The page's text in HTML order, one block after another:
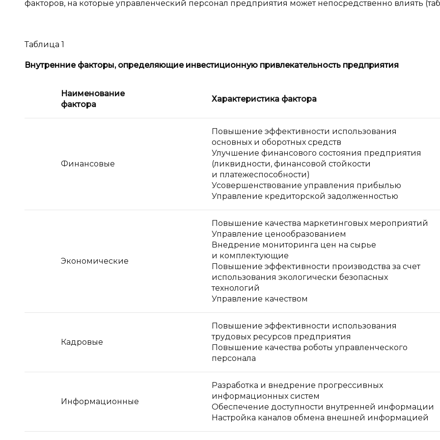
факторов, на которые управленческий персонал предприятия может непосредственно влиять
Таблица 1
Внутренние факторы, определяющие инвестиционную привлекательность предприятия
Наименование
фактора
Характеристика фактора
Финансовые
Повышение эффективности использования
основных и оборотных средств
Улучшение финансового состояния предприятия
(ликвидности, финансовой стойкости
и платежеспособности)
Усовершенствование управления прибылью
Управление кредиторской задолженностью
Экономические
Повышение качества маркетинговых мероприятий
Управление ценообразованием
Внедрение мониторинга цен на сырье
и комплектующие
Повышение эффективности производства за счет
использования экологически безопасных
технологий
Управление качеством
Кадровые
Повышение эффективности использования
трудовых ресурсов предприятия
Повышение качества роботы управленческого
персонала
Информационные
Разработка и внедрение прогрессивных
информационных систем
Обеспечение доступности внутренней информации
Настройка каналов обмена внешней информацией